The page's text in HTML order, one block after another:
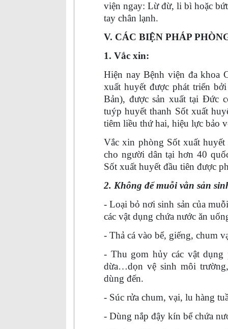
viện ngay: Lừ đừ, li bì hoặc
tay chân lạnh.
V. CÁC BIỆN PHÁP
1. Vắc xin:
Hiện nay Bệnh viện đa khoa
xuất huyết được phát triển
Bản), được sản xuất tại Đức
tuýp huyết thanh Sốt xuất
tiêm liều thứ hai, hiệu lực bảo
Vắc xin phòng Sốt xuất huyết
cho người dân tại hơn 40
Sốt xuất huyết đầu tiên được
2. Không để muỗi vằn sản
- Loại bỏ nơi sinh sản của
các vật dụng chứa nước ăn
- Thả cá vào bể, giếng, chum
- Thu gom hủy các vật dụng
dừa…dọn vệ sinh môi
dùng đến.
- Súc rửa chum, vại, lu hàng
- Dùng nắp đậy kín bể chứa